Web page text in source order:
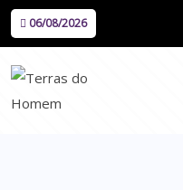
06/08/2026